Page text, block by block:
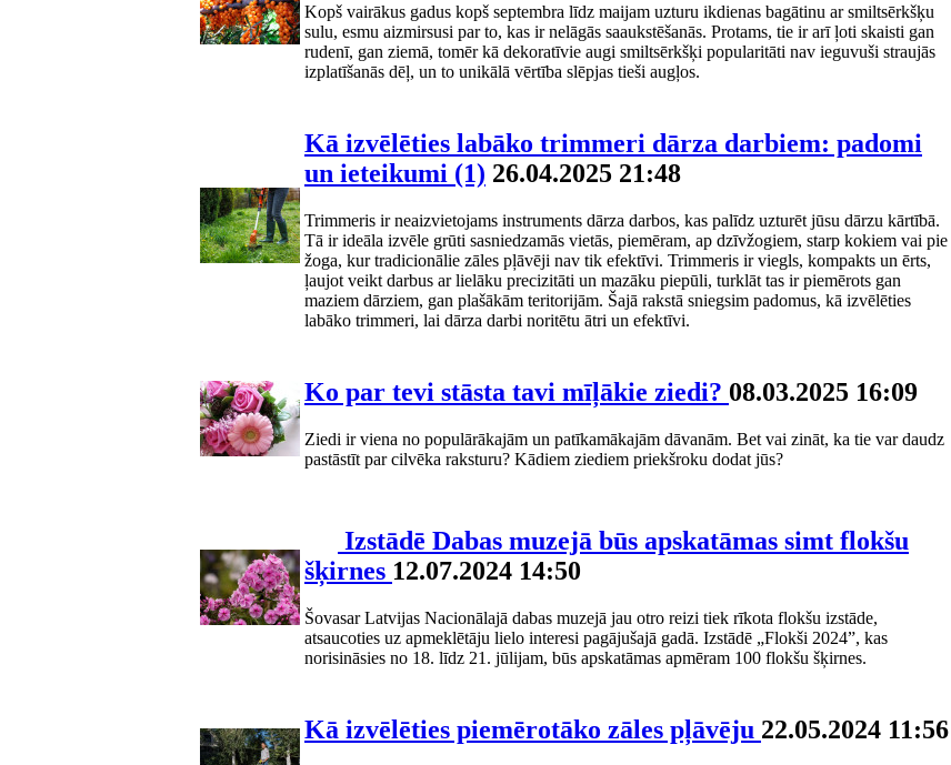
Kopš vairākus gadus kopš septembra līdz maijam uzturu ikdienas bagātinu ar smiltsērkšķu
sulu, esmu aizmirsusi par to, kas ir nelāgās saaukstēšanās. Protams, tie ir arī ļoti skaisti gan
rudenī, gan ziemā, tomēr kā dekoratīvie augi smiltsērkšķi popularitāti nav ieguvuši straujās
izplatīšanās dēļ, un to unikālā vērtība slēpjas tieši augļos.
Kā izvēlēties labāko trimmeri dārza darbiem: padomi
un ieteikumi (1) 26.04.2025 21:48
Trimmeris ir neaizvietojams instruments dārza darbos, kas palīdz uzturēt jūsu dārzu kārtībā.
Tā ir ideāla izvēle grūti sasniedzamās vietās, piemēram, ap dzīvžogiem, starp kokiem vai pie
žoga, kur tradicionālie zāles pļāvēji nav tik efektīvi. Trimmeris ir viegls, kompakts un ērts,
ļaujot veikt darbus ar lielāku precizitāti un mazāku piepūli, turklāt tas ir piemērots gan
maziem dārziem, gan plašākām teritorijām. Šajā rakstā sniegsim padomus, kā izvēlēties
labāko trimmeri, lai dārza darbi noritētu ātri un efektīvi.
Ko par tevi stāsta tavi mīļākie ziedi? 08.03.2025 16:09
Ziedi ir viena no populārākajām un patīkamākajām dāvanām. Bet vai zināt, ka tie var daudz
pastāstīt par cilvēka raksturu? Kādiem ziediem priekšroku dodat jūs?
Izstādē Dabas muzejā būs apskatāmas simt flokšu
šķirnes 12.07.2024 14:50
Šovasar Latvijas Nacionālajā dabas muzejā jau otro reizi tiek rīkota flokšu izstāde,
atsaucoties uz apmeklētāju lielo interesi pagājušajā gadā. Izstādē „Flokši 2024”, kas
norisināsies no 18. līdz 21. jūlijam, būs apskatāmas apmēram 100 flokšu šķirnes.
Kā izvēlēties piemērotāko zāles pļāvēju 22.05.2024 11:56